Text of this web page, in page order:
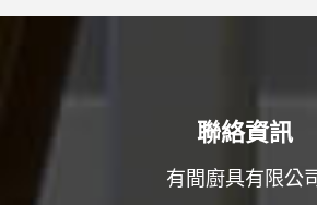
聯絡資訊
有間廚具有限公司